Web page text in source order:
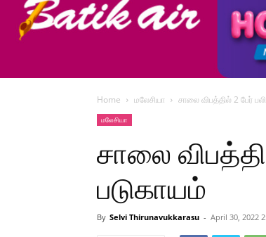
Home மலேசியா சாலை விபத்தில் 2 பேர்
மலேசியா
சாலை
படுகாயம்
By Selvi Thirunavukkarasu - April 30, 2022